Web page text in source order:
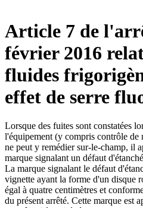
Article 7 de
février 2016
fluides
effet de serre
Lorsque des fuites sont constatées
l'équipement (y compris contrôle de
ne peut y remédier sur-le-champ, il
marque signalant un défaut
La marque signalant le défaut
vignette ayant la forme d'un disque
égal à quatre centimètres et
du présent arrêté. Cette marque est